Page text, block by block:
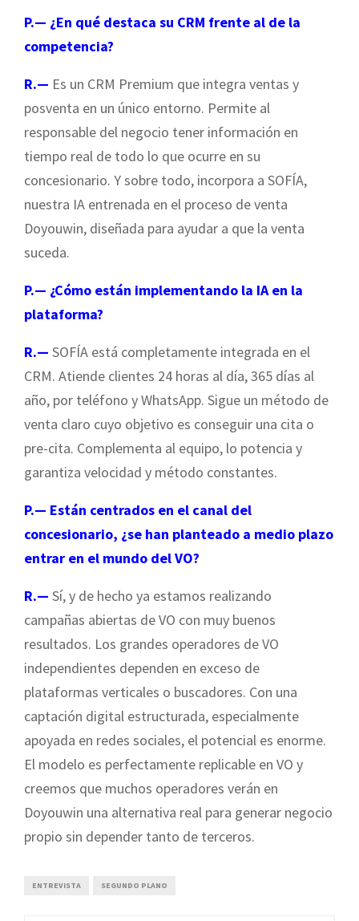
P.— ¿En qué destaca su CRM frente al de la
competencia?
R.— Es un CRM Premium que integra ventas y
posventa en un único entorno. Permite al
responsable del negocio tener información en
tiempo real de todo lo que ocurre en su
concesionario. Y sobre todo, incorpora a SOFÍA,
nuestra IA entrenada en el proceso de venta
Doyouwin, diseñada para ayudar a que la venta
suceda.
P.— ¿Cómo están implementando la IA en la
plataforma?
R.— SOFÍA está completamente integrada en el
CRM. Atiende clientes 24 horas al día, 365 días al
año, por teléfono y WhatsApp. Sigue un método de
venta claro cuyo objetivo es conseguir una cita o
pre-cita. Complementa al equipo, lo potencia y
garantiza velocidad y método constantes.
P.— Están centrados en el canal del
concesionario, ¿se han planteado a medio plazo
entrar en el mundo del VO?
R.— Sí, y de hecho ya estamos realizando
campañas abiertas de VO con muy buenos
resultados. Los grandes operadores de VO
independientes dependen en exceso de
plataformas verticales o buscadores. Con una
captación digital estructurada, especialmente
apoyada en redes sociales, el potencial es enorme.
El modelo es perfectamente replicable en VO y
creemos que muchos operadores verán en
Doyouwin una alternativa real para generar negocio
propio sin depender tanto de terceros.
ENTREVISTA SEGUNDO PLANO